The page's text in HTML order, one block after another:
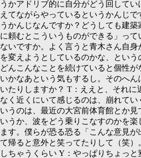
うかアドリブ的に自分がどう回して
えてながらやっているというかんじで
うかんじなんですか？どうしても建
に頼むとこういうものができる」って
ないですか。よく言うと青木さん自
を変えようとしているのかな、とい
どんこんなことを続けていると個性
いかなあという気もするし。そのへん
いたりしますか？ T： ええと、それに
なく近くにいて感じるのは、崩れてい
いうのは、最近の大宮前体育館とか見
いうか、波をどう乗りこなすのかを楽
ます。僕らが恐る恐る「こんな意見
て帰ると意外と笑ってたりして（笑
しちゃうくらい Y： やっぱりちょっと